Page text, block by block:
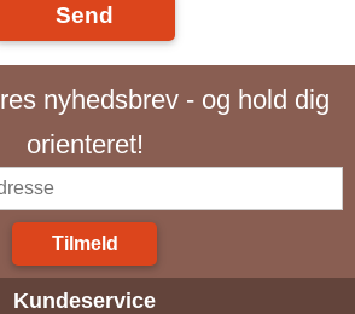
Send
nyhedsbrev - og hold dig
orienteret!
Tilmeld
Kundeservice